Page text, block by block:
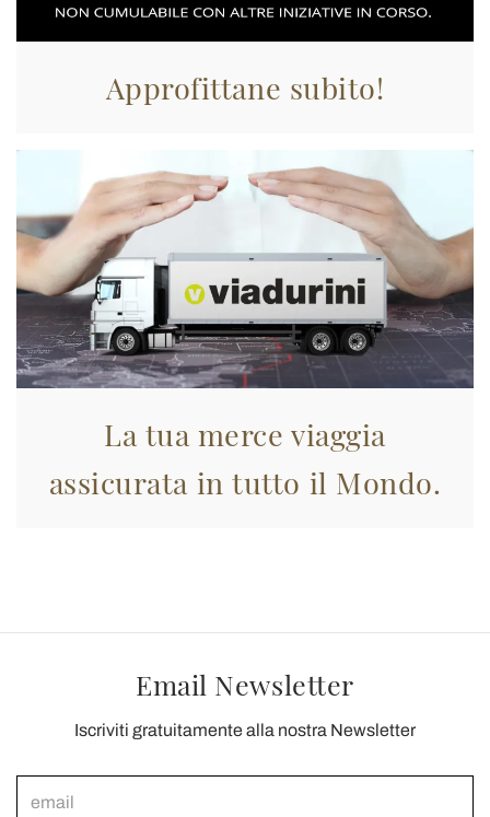
Approfittane subito!
La tua merce viaggia
assicurata in tutto il Mondo.
Email Newsletter
Iscriviti gratuitamente alla nostra Newsletter